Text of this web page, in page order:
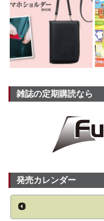
雑誌の定期購読なら
発売カレンダー